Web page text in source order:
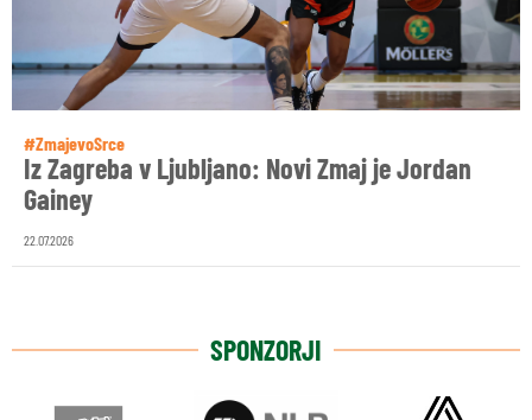
#ZmajevoSrce
Iz Zagreba v Ljubljano: Novi Zmaj je Jordan
Gainey
22.07.2026
SPONZORJI